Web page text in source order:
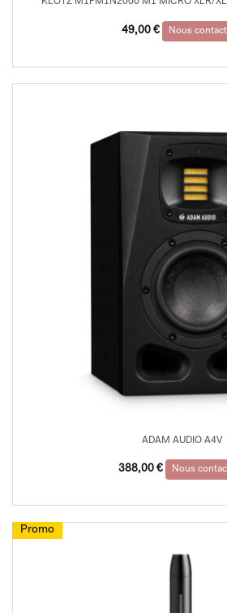
49,00 € Nous
ADAM AUDIO A4V
388,00 € Nous
Promo